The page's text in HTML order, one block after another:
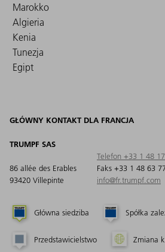
Marokko
Algieria
Kenia
Tunezja
Egipt
GŁÓWNY KONTAKT DLA FRANCJA
TRUMPF SAS
86 allée des Erables
93420 Villepinte
Telefon +33 1 48
Faks +33 1 48 63
info@fr.trumpf.com
Główna siedziba Spółka
Przedstawicielstwo Zmiana